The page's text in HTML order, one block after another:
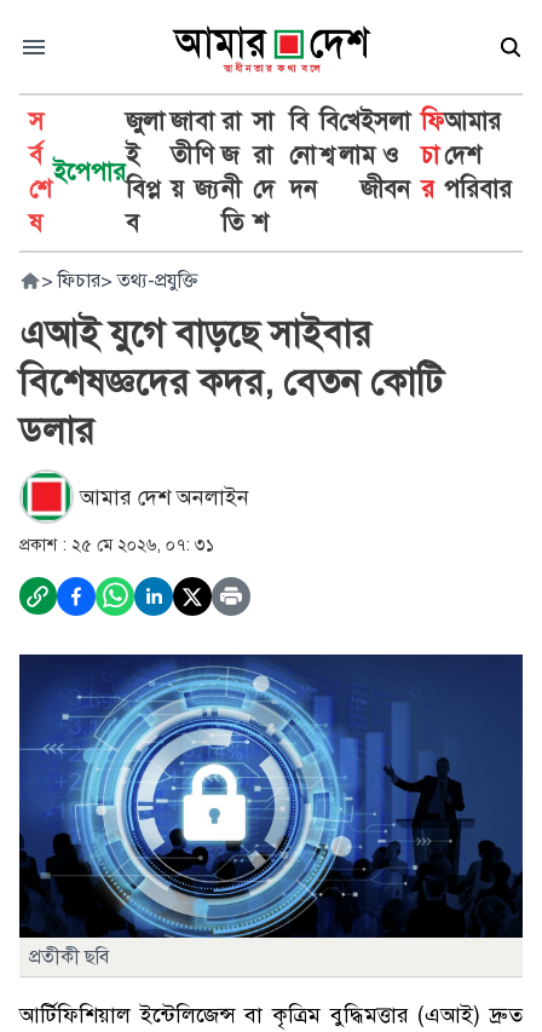
স
র্ব
শে
ষ
ইপেপার
জুলা
ই
বিপ্ল
ব
জা
তী
য়
বা
ণি
জ্য
রা
জ
নী
তি
সা
রা
দে
শ
বি
নো
দন
বি
শ্ব
খে
লা
ইসলা
ম ও
জীবন
ফি
চা
র
আমার
দেশ
পরিবার
> ফিচার> তথ্য-প্রযুক্তি
এআই যুগে বাড়ছে সাইবার
বিশেষজ্ঞদের কদর, বেতন কোটি
ডলার
আমার দেশ অনলাইন
প্রকাশ : ২৫ মে ২০২৬, ০৭: ৩১
প্রতীকী ছবি
আর্টিফিশিয়াল ইন্টেলিজেন্স বা কৃত্রিম বুদ্ধিমত্তার (এআই) দ্রুত